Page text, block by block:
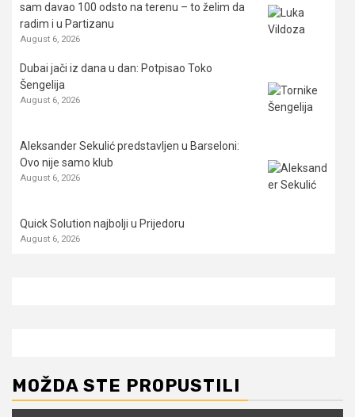
sam davao 100 odsto na terenu – to želim da
radim i u Partizanu
August 6, 2026
Dubai jači iz dana u dan: Potpisao Toko
Šengelija
August 6, 2026
Aleksander Sekulić predstavljen u Barseloni:
Ovo nije samo klub
August 6, 2026
Quick Solution najbolji u Prijedoru
August 6, 2026
MOŽDA STE PROPUSTILI